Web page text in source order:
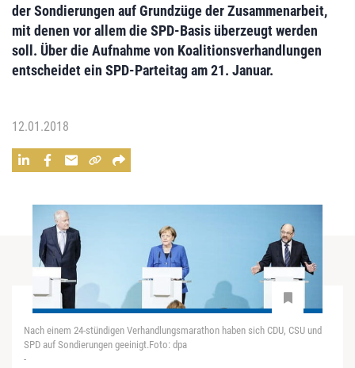
der Sondierungen auf Grundzüge der Zusammenarbeit,
mit denen vor allem die SPD-Basis überzeugt werden
soll. Über die Aufnahme von Koalitionsverhandlungen
entscheidet ein SPD-Parteitag am 21. Januar.
12.01.2018
Nach einem 24-stündigen Verhandlungsmarathon haben sich CDU, CSU und
SPD auf Sondierungen geeinigt.Foto: dpa
-